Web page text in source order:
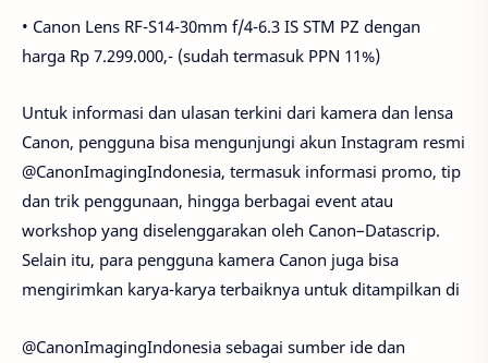
• Canon Lens RF-S14-30mm f/4-6.3 IS STM PZ dengan
harga Rp 7.299.000,- (sudah termasuk PPN 11%)
Untuk informasi dan ulasan terkini dari kamera dan lensa
Canon, pengguna bisa mengunjungi akun Instagram resmi
@CanonImagingIndonesia, termasuk informasi promo, tip
dan trik penggunaan, hingga berbagai event atau
workshop yang diselenggarakan oleh Canon–Datascrip.
Selain itu, para pengguna kamera Canon juga bisa
mengirimkan karya-karya terbaiknya untuk ditampilkan di
@CanonImagingIndonesia sebagai sumber ide dan